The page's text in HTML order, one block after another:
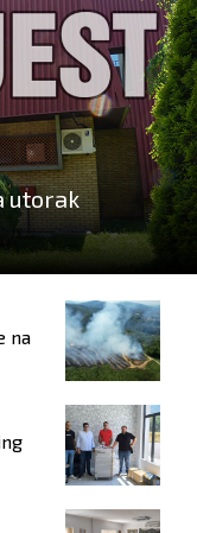
utorak
na